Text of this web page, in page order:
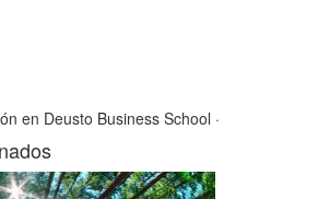
en Deusto Business School ·